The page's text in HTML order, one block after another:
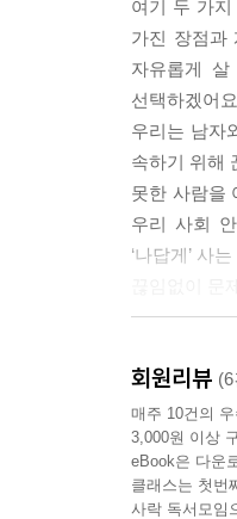
여기 두 가
가진 장점과
자유롭게
선택하겠어
우리는 남자
속하기 위해
못한 사람을
우리 사회
‘나답게’ 사
문화 평론가
여성다움과
건강해지려
필요하다고
이 책은 성
회원리뷰
매주 10건의
3,000원 이상
eBook은 다운
클래스는 첫번
사락 독서모임